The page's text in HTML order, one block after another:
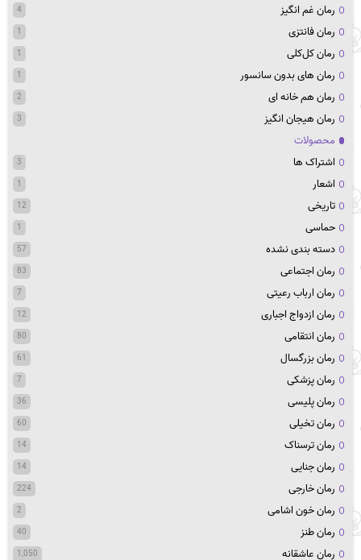
رمان غم انگیز 4
رمان فانتزی 1
رمان کل‌کلی 1
رمان های بدون سانسور 1
رمان هم خانه ای 2
رمان هیجان انگیز 3
محصولات
اشتراک ها
3
اشعار 1
تاریخی 12
حماسی 1
دسته بندی نشده 57
رمان اجتماعی 83
رمان ارباب رعیتی 7
رمان ازدواج اجباری 12
رمان انتقامی 80
رمان بزرگسال 61
رمان پزشکی 7
رمان پلیسی 36
رمان تخیلی 60
رمان ترسناک 14
رمان جنایی 14
رمان خارجی 224
رمان خون اشامی 2
رمان طنز 40
رمان عاشقانه 1,050